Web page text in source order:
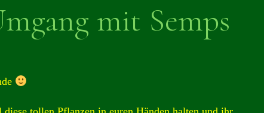
Eintrags-Feed
mit Semps